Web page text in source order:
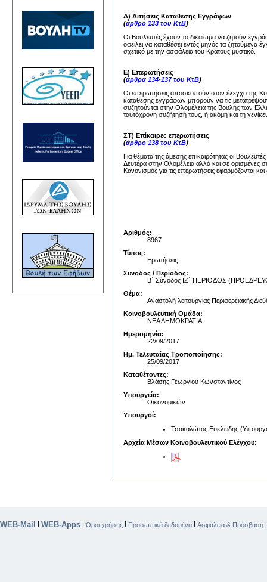
Δ) Αιτήσεις Κατάθεσης Εγγράφων
(άρθρο 133 του ΚτΒ)
Οι Βουλευτές έχουν το δικαίωμα να ζητούν
οφείλει να καταθέσει εντός μηνός τα
σχετικό με την ασφάλεια του Κράτους μυστικό.
Ε) Επερωτήσεις
(άρθρα 134-137 του ΚτΒ)
Οι επερωτήσεις αποσκοπούν στον έλεγχο της
κατάθεσης εγγράφων μπορούν να τις
συζητούνται στην Ολομέλεια της Βουλής των
ταυτόχρονη συζήτησή τους, ή ακόμη και τη
ΣΤ) Επίκαιρες επερωτήσεις
(άρθρο 138 του ΚτΒ)
Για θέματα της άμεσης επικαιρότητας οι
Δευτέρα στην Ολομέλεια αλλά και σε ορισμένες
Κανονισμός για τις επερωτήσεις εφαρμόζονται
Αριθμός:
8967
Τύπος:
Ερωτήσεις
Συνοδος / Περίοδος:
Β΄ Σύνοδος ΙΖ΄ ΠΕΡΙΟΔΟΣ
Θέμα:
Αναστολή λειτουργίας Περιφερειακής
Κοινοβουλευτική Ομάδα:
ΝΕΑ ΔΗΜΟΚΡΑΤΙΑ
Ημερομηνία:
22/09/2017
Ημ. Τελευταίας Τροποποίησης:
25/09/2017
Καταθέτοντες:
Βλάσης Γεωργίου Κωνσταντίνος
Υπουργεία:
Οικονομικών
Υπουργοί:
Τσακαλώτος Ευκλείδης
Αρχεία Μέσων Κοινοβουλευτικού Ελέγχου:
WEB-Mail WEB-Apps |Όροι χρήσης Προσωπικά δεδομένα Ασφάλεια & Πρόσβαση